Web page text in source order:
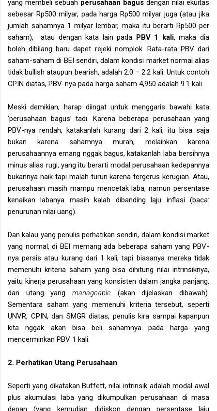
yang membeli sebuah perusahaan bagus dengan nilai ekuitas
sebesar Rp500 milyar, pada harga Rp500 milyar juga (atau jika
jumlah sahamnya 1 milyar lembar, maka itu berarti Rp500 per
saham), atau dengan kata lain pada PBV 1 kali, maka dia
boleh dibilang baru dapet rejeki nomplok. Rata-rata PBV dari
saham-saham di BEI sendiri, dalam kondisi market normal alias
tidak bullish ataupun bearish, adalah 2.0 – 2.2 kali. Untuk contoh
CPIN diatas, PBV-nya pada harga saham 4,950 adalah 9.1 kali.
Meski demikian, harap diingat untuk menggaris bawahi kata
‘perusahaan bagus’ tadi. Karena beberapa perusahaan yang
PBV-nya rendah, katakanlah kurang dari 2 kali, itu bisa saja
bukan karena sahamnya murah, melainkan karena
perusahaannya emang nggak bagus, katakanlah laba bersihnya
minus alias rugi, yang itu berarti modal perusahaan kedepannya
bukannya naik tapi malah turun karena tergerus kerugian. Atau,
perusahaan masih mampu mencetak laba, namun persentase
kenaikan labanya masih kalah dibanding laju inflasi (baca:
penurunan nilai uang).
Dan kalau yang penulis perhatikan sendiri, dalam kondisi market
yang normal, di BEI memang ada beberapa saham yang PBV-
nya persis atau kurang dari 1 kali, tapi biasanya mereka tidak
memenuhi kriteria saham yang bisa dihitung nilai intrinsiknya,
yaitu kinerja perusahaan yang konsisten dalam jangka panjang,
dan utang yang manageable (akan dijelaskan dibawah).
Sementara saham yang memenuhi kriteria tersebut, seperti
UNVR, CPIN, dan SMGR diatas, penulis kira sampai kapanpun
kita nggak akan bisa beli sahamnya pada harga yang
mencerminkan PBV 1 kali.
2. Perhatikan Utang Perusahaan
Seperti yang dikatakan Buffett, nilai intrinsik adalah modal awal
plus akumulasi laba yang dikumpulkan perusahaan di masa
depan (yang kemudian didiskon dengan persentase laju